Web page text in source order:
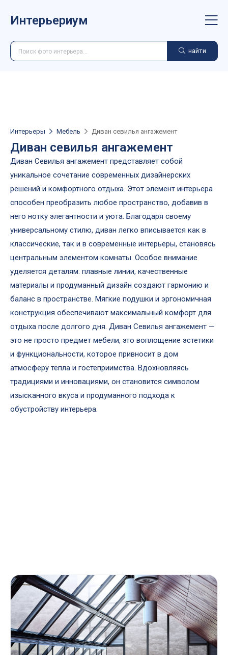
Интерьериум
найти
Интерьеры Мебель Диван севилья ангажемент
Диван севилья ангажемент
Диван Севилья ангажемент представляет собой
уникальное сочетание современных дизайнерских
решений и комфортного отдыха. Этот элемент интерьера
способен преобразить любое пространство, добавив в
него нотку элегантности и уюта. Благодаря своему
универсальному стилю, диван легко вписывается как в
классические, так и в современные интерьеры, становясь
центральным элементом комнаты. Особое внимание
уделяется деталям: плавные линии, качественные
материалы и продуманный дизайн создают гармонию и
баланс в пространстве. Мягкие подушки и эргономичная
конструкция обеспечивают максимальный комфорт для
отдыха после долгого дня. Диван Севилья ангажемент —
это не просто предмет мебели, это воплощение эстетики
и функциональности, которое привносит в дом
атмосферу тепла и гостеприимства. Вдохновляясь
традициями и инновациями, он становится символом
изысканного вкуса и продуманного подхода к
обустройству интерьера.